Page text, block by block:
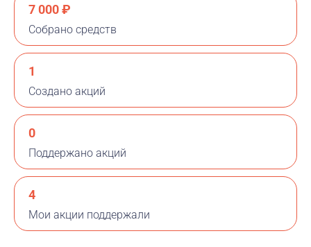
7 000 ₽
Собрано средств
1
Создано акций
0
Поддержано акций
4
Мои акции поддержали